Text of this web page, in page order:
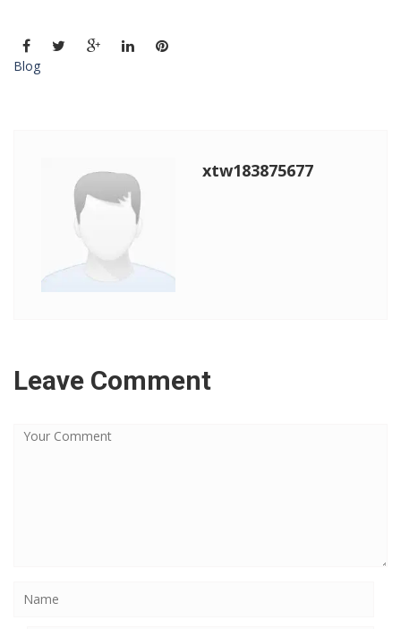
Blog
xtw183875677
Leave Comment